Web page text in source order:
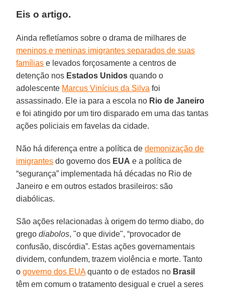
Eis o artigo.
Ainda refletíamos sobre o drama de milhares de
meninos e meninas imigrantes separados de suas
famílias e levados forçosamente a centros de
detenção nos Estados Unidos quando o
adolescente Marcus Vinícius da Silva foi
assassinado. Ele ia para a escola no Rio de Janeiro
e foi atingido por um tiro disparado em uma das tantas
ações policiais em favelas da cidade.
Não há diferença entre a política dedemonização de
imigrantes do governo dos EUA e a política de
“segurança” implementada há décadas no Rio de
Janeiro e em outros estados brasileiros: são
diabólicas.
São ações relacionadas à origem do termo diabo, do
gregodiabolos, "o que divide", “provocador de
confusão, discórdia”. Estas ações governamentais
dividem, confundem, trazem violência e morte. Tanto
ogoverno dos EUAquanto o de estados no Brasil
têm em comum o tratamento desigual e cruel a seres